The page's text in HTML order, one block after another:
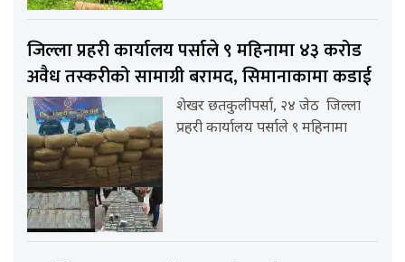
जिल्ला प्रहरी कार्यालय पर्साले ९ महिनामा ४३ करोड
अवैध तस्करीको सामाग्री बरामद, सिमानाकामा कडाई
शेखर छतकुलीपर्सा, २४ जेठ जिल्ला
प्रहरी कार्यालय पर्साले ९ महिनामा